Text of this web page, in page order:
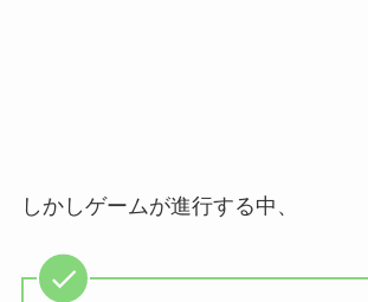
しかしゲームが進行する中、